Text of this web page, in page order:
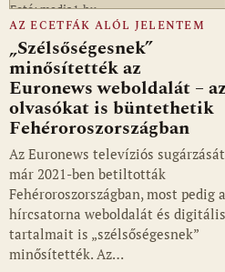
Fotó: media1.hu
AZ ECETFÁK ALÓL JELENTEM
„Szélsőségesnek”
minősítették az
Euronews weboldalát – az
olvasókat is büntethetik
Fehéroroszországban
Az Euronews televíziós sugárzását
már 2021-ben betiltották
Fehéroroszországban, most pedig a
hírcsatorna weboldalát és digitális
tartalmait is „szélsőségesnek”
minősítették. Az…